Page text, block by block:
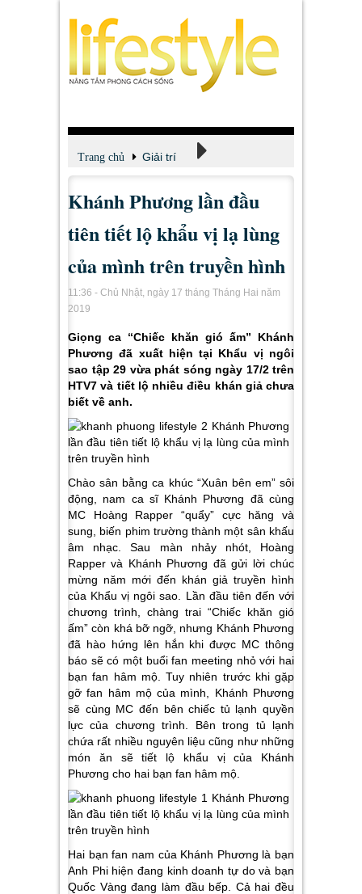
Trang chủ Giải trí
Xem - Nghe - Đọc
Khánh Phương lần đầu
tiên tiết lộ khẩu vị lạ lùng
của mình trên truyền hình
11:36 - Chủ Nhật, ngày 17 tháng Tháng Hai năm
2019
Giọng ca “Chiếc khăn gió ấm” Khánh
Phương đã xuất hiện tại Khẩu vị ngôi
sao tập 29 vừa phát sóng ngày 17/2 trên
HTV7 và tiết lộ nhiều điều khán giả chưa
biết về anh.
Chào sân bằng ca khúc “Xuân bên em” sôi
động, nam ca sĩ Khánh Phương đã cùng
MC Hoàng Rapper “quẩy” cực hăng và
sung, biến phim trường thành một sân khấu
âm nhạc. Sau màn nhảy nhót, Hoàng
Rapper và Khánh Phương đã gửi lời chúc
mừng năm mới đến khán giả truyền hình
của Khẩu vị ngôi sao. Lần đầu tiên đến với
chương trình, chàng trai “Chiếc khăn gió
ấm” còn khá bỡ ngỡ, nhưng Khánh Phương
đã hào hứng lên hắn khi được MC thông
báo sẽ có một buổi fan meeting nhỏ với hai
bạn fan hâm mộ. Tuy nhiên trước khi gặp
gỡ fan hâm mộ của mình, Khánh Phương
sẽ cùng MC đến bên chiếc tủ lạnh quyền
lực của chương trình. Bên trong tủ lạnh
chứa rất nhiều nguyên liệu cũng như những
món ăn sẽ tiết lộ khẩu vị của Khánh
Phương cho hai bạn fan hâm mộ.
Hai bạn fan nam của Khánh Phương là bạn
Anh Phi hiện đang kinh doanh tự do và bạn
Quốc Vàng đang làm đầu bếp. Cả hai đều